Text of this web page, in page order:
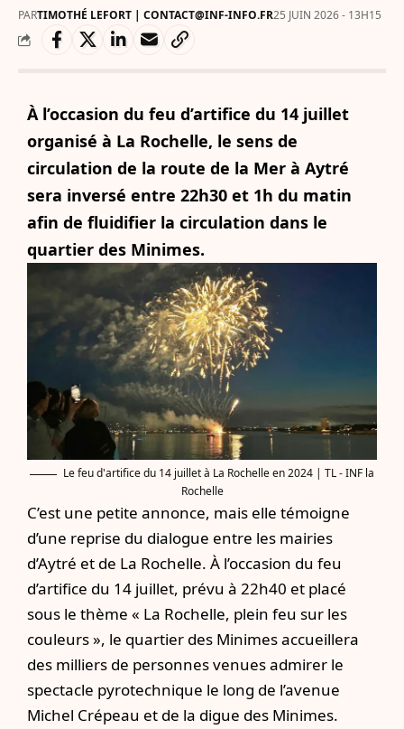
PARTIMOTHÉ LEFORT | CONTACT@INF-INFO.FR25 JUIN 2026 - 13H15
À l’occasion du feu d’artifice du 14 juillet
organisé à La Rochelle, le sens de
circulation de la route de la Mer à Aytré
sera inversé entre 22h30 et 1h du matin
afin de fluidifier la circulation dans le
quartier des Minimes.
Le feu d'artifice du 14 juillet à La Rochelle en 2024 | TL - INF la
Rochelle
C’est une petite annonce, mais elle témoigne
d’une reprise du dialogue entre les mairies
d’Aytré et de La Rochelle. À l’occasion du feu
d’artifice du 14 juillet, prévu à 22h40 et placé
sous le thème « La Rochelle, plein feu sur les
couleurs », le quartier des Minimes accueillera
des milliers de personnes venues admirer le
spectacle pyrotechnique le long de l’avenue
Michel Crépeau et de la digue des Minimes.